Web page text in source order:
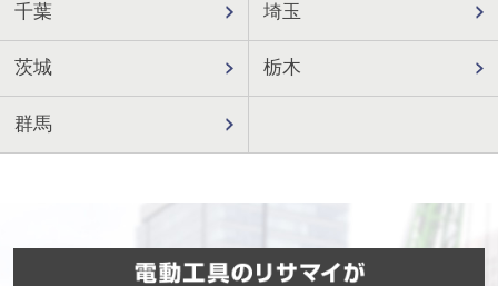
千葉 埼玉
茨城 栃木
群馬